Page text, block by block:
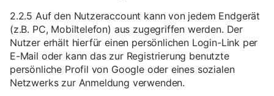
2.2.5 Auf den Nutzeraccount kann von jedem Endgerät
(z.B. PC, Mobiltelefon) aus zugegriffen werden. Der
Nutzer erhält hierfür einen persönlichen Login-Link per
E-Mail oder kann das zur Registrierung benutzte
persönliche Profil von Google oder eines sozialen
Netzwerks zur Anmeldung verwenden.